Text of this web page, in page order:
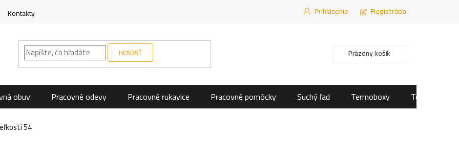
Kontakty Prihlásenie Registrácia
HĽADAŤ Nákupný košík
Prázdny košík
obuv Pracovné odevy Pracovné rukavice Pracovné pomôcky Suchý ľad Termoboxy Termotašky
54